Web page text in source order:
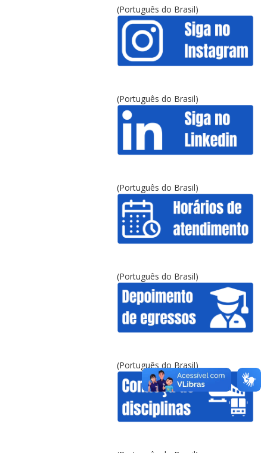
(Português do Brasil)
(Português do Brasil)
(Português do Brasil)
(Português do Brasil)
(Português do Brasil)